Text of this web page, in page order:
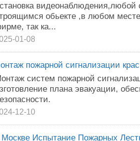
видеонаблюдения,любой
обьекте ,в любом
так ка...
01-08
пожарной сигнализации
систем пожарной
плана эвакуации,
12-10
Москве Испытание Пожарных